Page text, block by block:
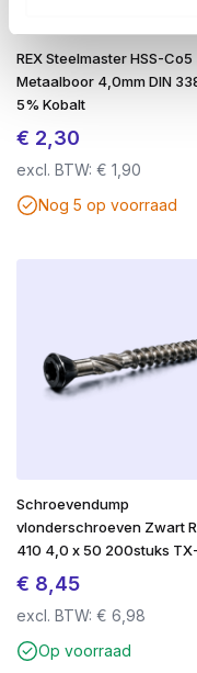
en fijne
Voordelen op een
Ideaal voor
AR Kaitex
TX-aandrijving
5.0 mm)
Bestand tegen
SilverMate Outdoor
Gemaakt om te
REX Steelmaster HSS-Co5
Metaalboor 4,0mm DIN
5% Kobalt
€ 2,30
excl. BTW: € 1,90
Nog 5 op voorraad
Schroevendump
vlonderschroeven Zwart
410 4,0 x 50 200stuks
€ 8,45
excl. BTW: € 6,98
Op voorraad